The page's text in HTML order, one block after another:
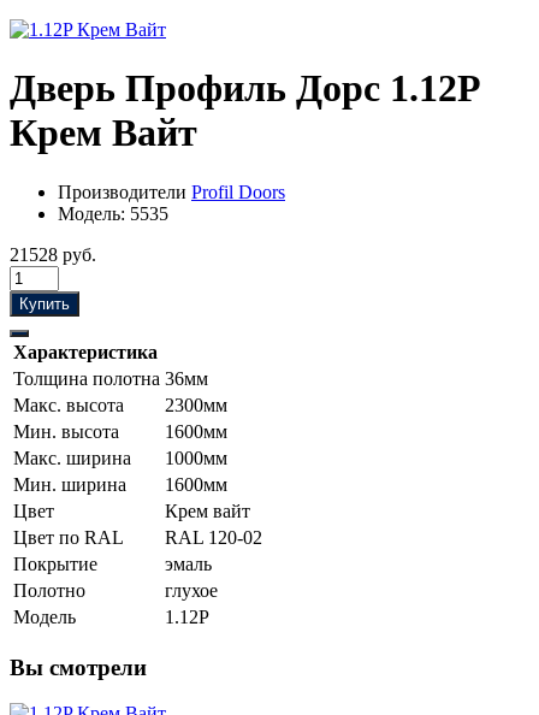
Дверь Профиль Дорс 1.12P
Крем Вайт
Производители Profil Doors
Модель: 5535
21528 руб.
Купить
Характеристика
Толщина полотна 36мм
Макс. высота
2300мм
Мин. высота
1600мм
Макс. ширина
1000мм
Мин. ширина
1600мм
Цвет
Крем вайт
Цвет по RAL
RAL 120-02
Покрытие
эмаль
Полотно
глухое
Модель
1.12P
Вы смотрели